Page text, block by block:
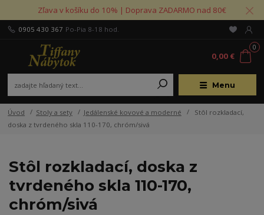
Zľava v košíku do 10% | Doprava ZADARMO nad 80€
Menu
0905 430 367 Po-Pia 8-18 hod.
0
0,00 €
Úvod Stoly a sety Jedálenské kovové a moderné
Stôl rozkladací,
doska z tvrdeného skla 110-170, chróm/sivá
Stôl rozkladací, doska z
tvrdeného skla 110-170,
chróm/sivá